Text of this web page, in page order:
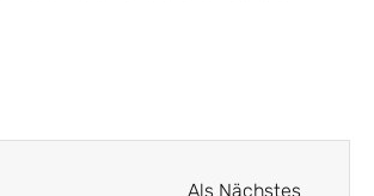
Als Nächstes